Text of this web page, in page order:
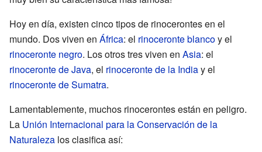
Hoy en día, existen cinco tipos de rinocerontes en el
mundo. Dos viven en África: el rinoceronte blancoy el
rinoceronte negro. Los otros tres viven en Asia: el
rinoceronte de Java, el rinoceronte de la Indiay el
rinoceronte de Sumatra.
Lamentablemente, muchos rinocerontes están en peligro.
La Unión Internacional para la Conservación de la
Naturaleza los clasifica así: